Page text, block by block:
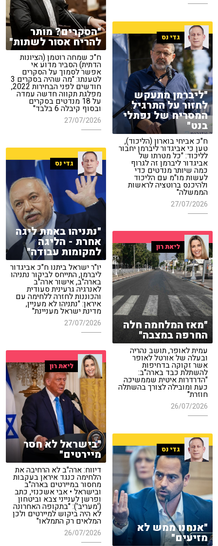
"הסקרים? מותר
להריח אסור לשתות"
ח"כ שמחה רוטמן (הציונות
הדתית) הסביר מדוע אי
אפשר לסמוך על הסקרים
לטענתו: "מה שהיה בסקרים 3
חודשים לפני הבחירות 2022,
מפלגת תקווה חדשה עמדה
על 18 מנדטים בסקרים
ובסוף קיבלה 6 בלבד"
27/07/2026
גדי נס
"ליברמן מתעקש
לחזור על התרגיל
המסריח של נפתלי
בנט"
ח"כ אביחי בוארון (הליכוד),
טען כי אביגדור ליברמן יחבור
לליכוד: "כל מטרתו של
אביגדור ליברמן זה לגרוף
כמה שיותר מנדטים כדי
לעשות מו"מ עם הליכוד
ולהיכנס ברוטציה לראשות
הממשלה"
27/07/2026
גדי נס
"נתניהו באמת ליגה
אחרת - הליגה
למקומות עבודה"
יו"ר ישראל ביתנו ח"כ אביגדור
ליברמן, התייחס לביקור נתניהו
בארה"ב, אישור ארה"ב
לאנרגיה גרעינית סעודית
והכוננות לחזרה ללחימה עם
איראן: "נתניהו לא מעניין,
מדינת ישראל מעניינת"
27/07/2026
ליאת רון
"מאז המלחמה חלה
החרפה במצבה"
עמית לאופר, תושב נהריה
ובעלה של אורטל לאופר
אשר זקוקה בדחיפות
להשתלת כבד בארה"ב:
"הדרדרות איטית שממשיכה
כעת ומובילה לצורך בהשתלה
חוזרת"
26/07/2026
ליאת רון
"בישראל לא חסר
מיירטים"
דיווח: ארה"ב לא הרחיבה את
הלחימה כנגד איראן בעקבות
מחסור במיירטים בארה"ב
ובישראל • אבי אשכנזי, כתב
ופרשן לענייני צבא וביטחון
('מעריב'): "בתקופה האחרונה
לא היה ביקוש למיירטים ולכן
המלאים רק התמלאו"
26/07/2026
גדי נס
"אנחנו ממש לא
מזיעים"